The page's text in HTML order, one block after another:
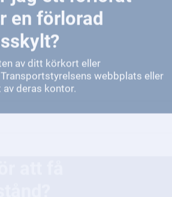
av ditt körkort eller
webbplats eller
deras kontor.